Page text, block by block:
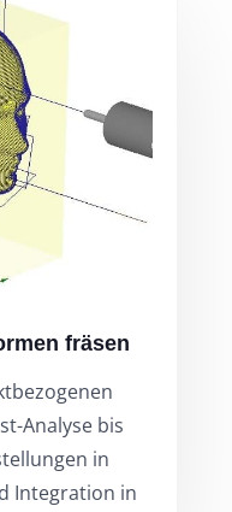
fräsen
Analyse bis
in
Integration in